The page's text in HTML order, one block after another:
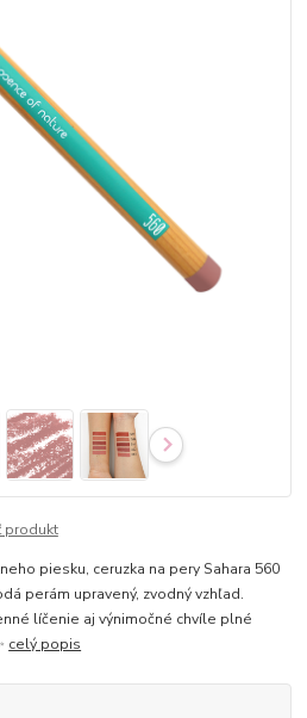
produkt
piesku, ceruzka na pery Sahara 560
perám upravený, zvodný vzhľad.
líčenie aj výnimočné chvíle plné
celý popis